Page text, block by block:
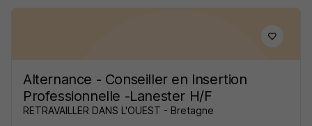
Alternance - Conseiller en Insertion
Professionnelle -Lanester H/F
RETRAVAILLER DANS L'OUEST - Bretagne